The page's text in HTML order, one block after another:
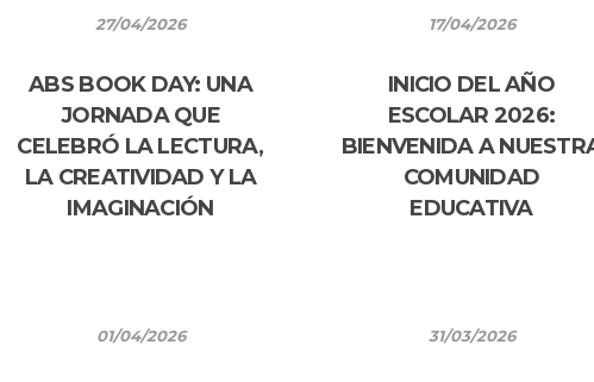
27/04/2026
ABS BOOK DAY: UNA
JORNADA QUE
CELEBRÓ LA LECTURA,
LA CREATIVIDAD Y LA
IMAGINACIÓN
17/04/2026
INICIO DEL AÑO
ESCOLAR 2026:
BIENVENIDA A
COMUNIDAD
EDUCATIVA
01/04/2026 31/03/2026